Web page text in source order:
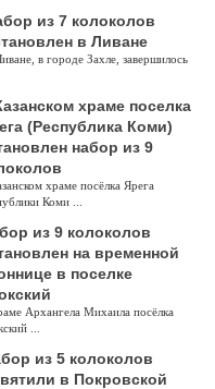
из 7 колоколов
в Ливане
в городе Захле, завершилось
храме поселка
(Республика Коми)
набор из 9
храме посёлка Ярега
Коми ...
из 9 колоколов
на временной
в поселке
Архангела Михаила посёлка
...
из 5 колоколов
в Покровской